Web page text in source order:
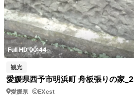
Full HD 00:44
観光
愛媛県西予市明浜町 舟板張りの家_2
愛媛県 EXest